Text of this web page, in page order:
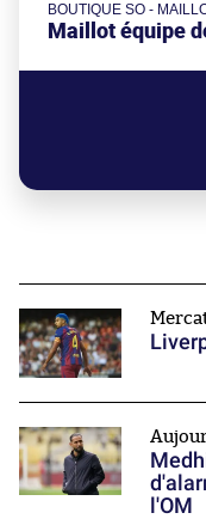
BOUTIQUE SO -
Maillot équipe
l'OM